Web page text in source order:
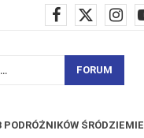
FORUM
ŚRÓDZIEMIE